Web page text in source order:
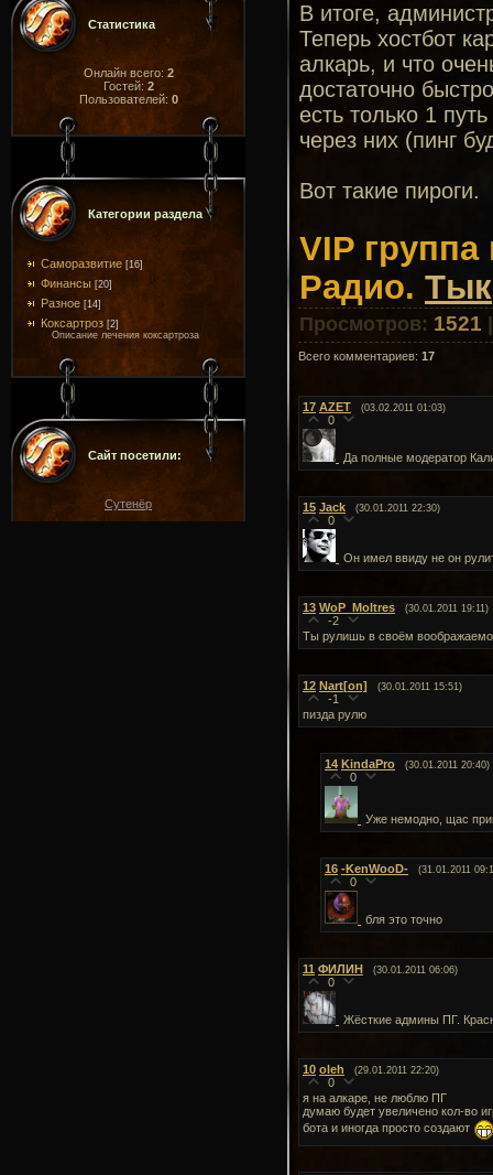
Статистика
Онлайн всего: 2
Гостей: 2
Пользователей: 0
Категории раздела
Саморазвитие [16]
Финансы [20]
Разное [14]
Коксартроз [2]
Описание лечения коксартроза
Сайт посетили:
Сутенёр
В итоге,
Теперь хостбот
алкарь, и что
достаточно
есть только 1
через них (пинг
Вот такие пироги.
VIP
Радио. Тык
Просмотров: 1521
Всего комментариев: 17
17 AZET (03.02.2011 01:03)
0
Да полные модератор
15 Jack (30.01.2011 22:30)
0
Он имел ввиду не он
13 WoP_Moltres (30.01.2011 19:11)
-2
Ты рулишь в своём
12 Nart[on] (30.01.2011 15:51)
-1
пизда рулю
14 KindaPro (30.01.2011 20:40)
0
Уже немодно, щас
16 -KenWooD- (31.01.2011
0
бля это точно
11 ФИЛИН (30.01.2011 06:06)
0
Жёсткие админы ПГ.
10 oleh (29.01.2011 22:20)
0
я на алкаре, не люблю ПГ
думаю будет увеличено кол-во
бота и иногда просто создают